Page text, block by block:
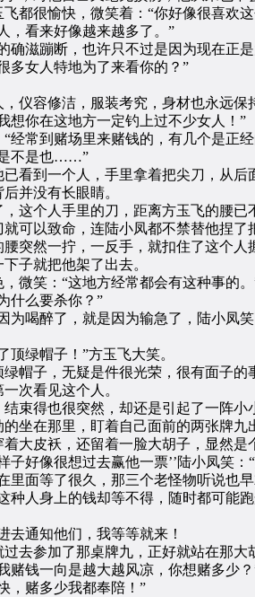
很愉快，微笑着：“你好像很喜欢这
看来好像越来越多了。”
滋蹦断，也许只不过是因为现在正
女人特地为了来看你的？”
容修洁，服装考究，身材也永远保
你在这地方一定钓上过不少女人！”
常到赌场里来赌钱的，有几个是正经
不是也……”
到一个人，手里拿着把尖刀，从后
并没有长眼睛。
个人手里的刀，距离方玉飞的腰已
以致命，连陆小凤都不禁替他捏了
然一拧，一反手，就扣住了这个人
子就把他架了出去。
笑：“这地方经常都会有这种事的。
么要杀你？”
喝醉了，就是因为输急了，陆小凤笑
绿帽子！”方玉飞大笑。
子，无疑是件很光荣，很有面子的
次看见这个人。
得也很突然，却还是引起了一阵小
在那里，盯着自己面前的两张牌九
皮袄，还留着一脸大胡子，显然是
好像很想过去赢他一票’’陆小凤笑：
面等了很久，那三个老怪物听说也早
人身上的钱却等不得，随时都可能跑
通知他们，我等等就来！
参加了那桌牌九，正好就站在那大
钱一向是越大越风凉，你想赌多少？
赌多少我都奉陪！”